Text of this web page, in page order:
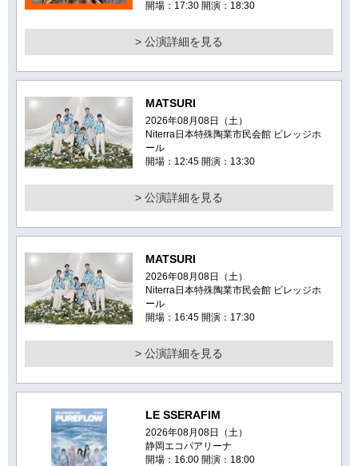
開場：17:30 開演：18:30
> 公演詳細を見る
MATSURI
2026年08月08日（土）
Niterra日本特殊陶業市民会館 ビレッジホ
ール
開場：12:45 開演：13:30
> 公演詳細を見る
MATSURI
2026年08月08日（土）
Niterra日本特殊陶業市民会館 ビレッジホ
ール
開場：16:45 開演：17:30
> 公演詳細を見る
LE SSERAFIM
2026年08月08日（土）
静岡エコパアリーナ
開場：16:00 開演：18:00